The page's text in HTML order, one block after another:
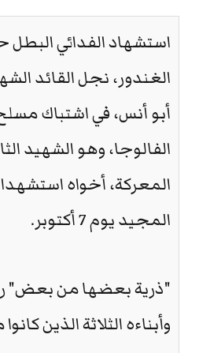
استشهاد الفدائي
الغندور، نجل القائد
أبو أنس، في اشتباك
الفالوجا، وهو الشهيد
المعركة، أخواه
المجيد يوم 7 أكتوبر.
"ذرية بعضها من بعض"
وأبناءه الثلاثة الذين